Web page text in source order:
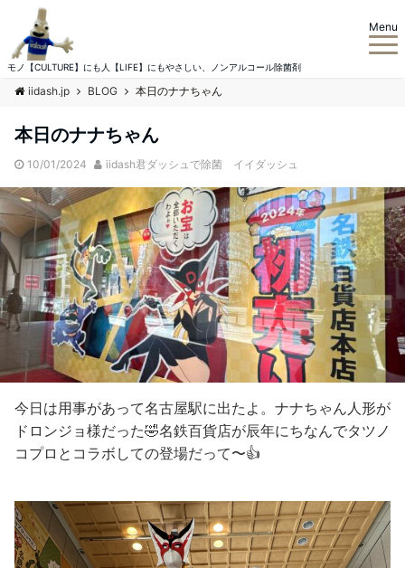
モノ【CULTURE】にも人【LIFE】にもやさしい、ノンアルコール除菌剤
Menu
iidash.jp BLOG 本日のナナちゃん
本日のナナちゃん
10/01/2024 iidash君ダッシュで除菌 イイダッシュ
今日は用事があって名古屋駅に出たよ。ナナちゃん人形が
ドロンジョ様だった🤣名鉄百貨店が辰年にちなんでタツノ
コプロとコラボしての登場だって〜👍